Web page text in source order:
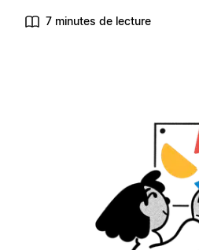
7 minutes de lecture